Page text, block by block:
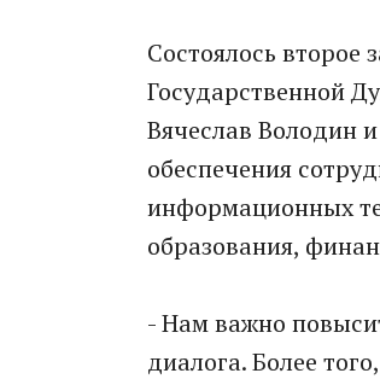
Состоялось
Государственной
Вячеслав Володин
обеспечения
информационных
образования,
- Нам важно
диалога. Более